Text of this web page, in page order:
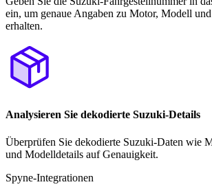
ein, um genaue Angaben zu Motor, Modell
erhalten.
Analysieren Sie dekodierte Suzuki-Details
Überprüfen Sie dekodierte Suzuki-Daten wie
und Modelldetails auf Genauigkeit.
Spyne-Integrationen